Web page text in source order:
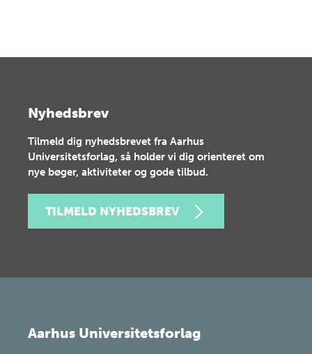
Nyhedsbrev
Tilmeld dig nyhedsbrevet fra Aarhus
Universitetsforlag, så holder vi dig orienteret om
nye bøger, aktiviteter og gode tilbud.
TILMELD NYHEDSBREV
Aarhus Universitetsforlag